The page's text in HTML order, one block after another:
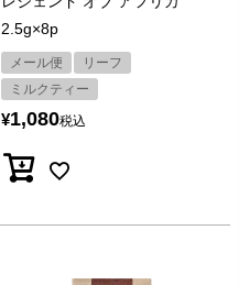
2.5g×8p
メール便
リーフ
ミルクティー
¥1,080税込